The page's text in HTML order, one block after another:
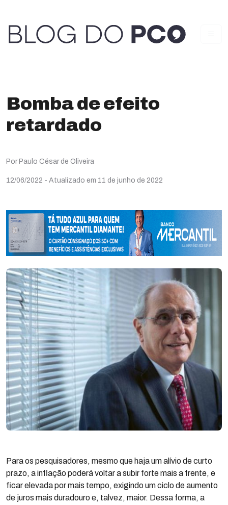
Bomba de efeito
retardado
Por Paulo César de Oliveira
12/06/2022 - Atualizado em 11 de junho de 2022
Para os pesquisadores, mesmo que haja um alívio de curto
prazo, a inflação poderá voltar a subir forte mais a frente, e
ficar elevada por mais tempo, exigindo um ciclo de aumento
de juros mais duradouro e, talvez, maior. Dessa forma, a